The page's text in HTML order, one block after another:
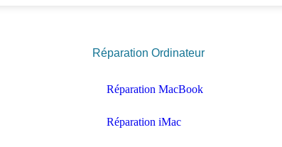
Réparation Ordinateur
Réparation MacBook
Réparation iMac